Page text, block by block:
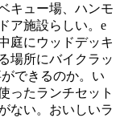
キュー場、ハンモ
ア施設らしい。e
庭にウッドデッキ
場所にバイクラッ
できるのか。い
ったランチセット
ない。おいしいラ